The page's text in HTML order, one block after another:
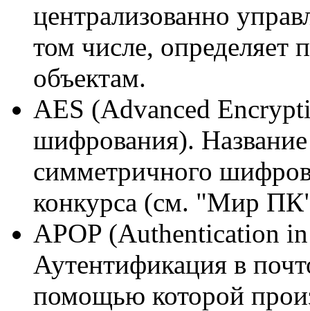
централизованно
том числе, определяет
объектам.
AES (Advanced
шифрования).
симметричного
конкурса (см. "Мир
APOP (Authentication
Аутентификация в
помощью которой